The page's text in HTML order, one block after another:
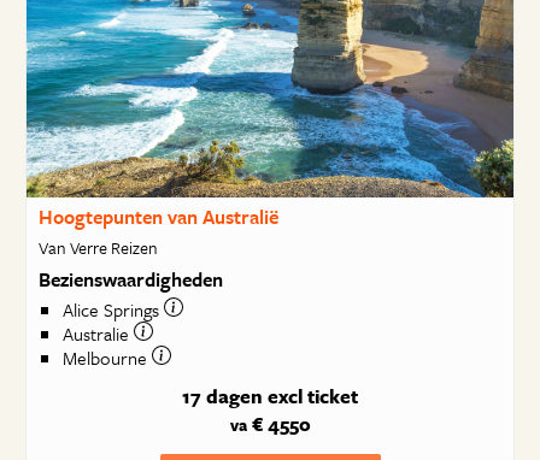
Hoogtepunten van Australië
Van Verre Reizen
Bezienswaardigheden
Alice Springs
Australie
Melbourne
17 dagen excl ticket
va€ 4550